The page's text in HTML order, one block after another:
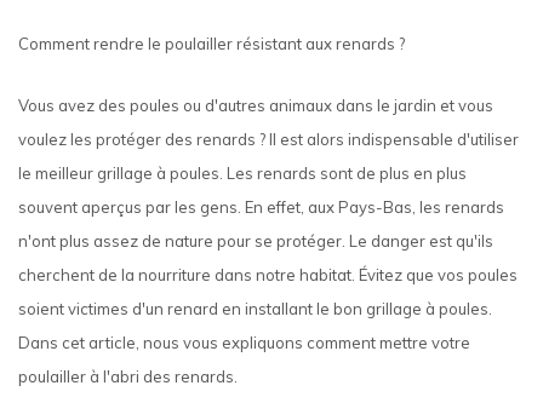
Comment rendre le poulailler résistant aux renards ?
Vous avez des poules ou d'autres animaux dans le jardin et vous
voulez les protéger des renards ? Il est alors indispensable d'utiliser
le meilleur grillage à poules. Les renards sont de plus en plus
souvent aperçus par les gens. En effet, aux Pays-Bas, les renards
n'ont plus assez de nature pour se protéger. Le danger est qu'ils
cherchent de la nourriture dans notre habitat. Évitez que vos poules
soient victimes d'un renard en installant le bon grillage à poules.
Dans cet article, nous vous expliquons comment mettre votre
poulailler à l'abri des renards.